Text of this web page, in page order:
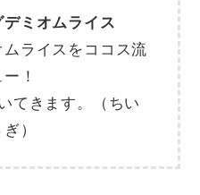
ミオムライス
ライスをココス流
！
てきます。（ちい
）